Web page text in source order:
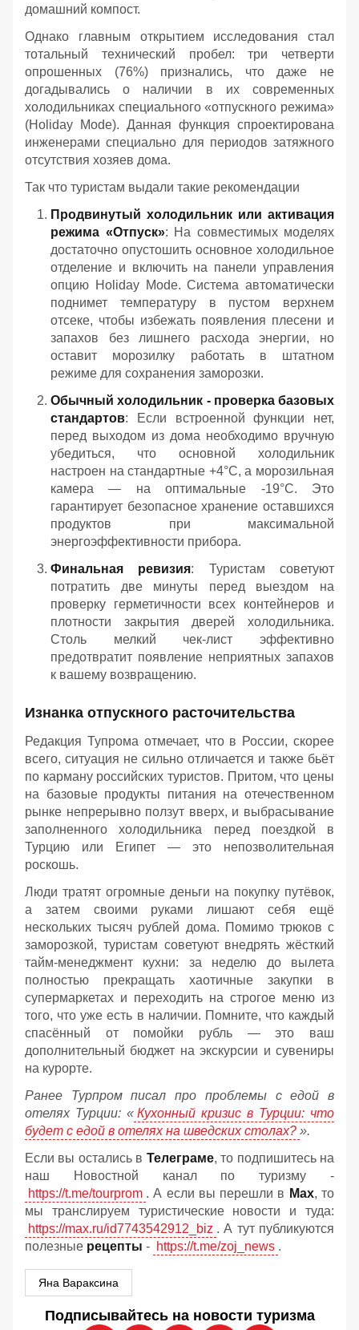
домашний компост.
Однако главным открытием исследования стал
тотальный технический пробел: три четверти
опрошенных (76%) признались, что даже не
догадывались о наличии в их современных
холодильниках специального «отпускного режима»
(Holiday Mode). Данная функция спроектирована
инженерами специально для периодов затяжного
отсутствия хозяев дома.
Так что туристам выдали такие рекомендации
Продвинутый холодильник или активация
режима «Отпуск»: На совместимых моделях
достаточно опустошить основное холодильное
отделение и включить на панели управления
опцию Holiday Mode. Система автоматически
поднимет температуру в пустом верхнем
отсеке, чтобы избежать появления плесени и
запахов без лишнего расхода энергии, но
оставит морозилку работать в штатном
режиме для сохранения заморозки.
Обычный холодильник - проверка базовых
стандартов: Если встроенной функции нет,
перед выходом из дома необходимо вручную
убедиться, что основной холодильник
настроен на стандартные +4°C, а морозильная
камера — на оптимальные -19°C. Это
гарантирует безопасное хранение оставшихся
продуктов при максимальной
энергоэффективности прибора.
Финальная ревизия: Туристам советуют
потратить две минуты перед выездом на
проверку герметичности всех контейнеров и
плотности закрытия дверей холодильника.
Столь мелкий чек-лист эффективно
предотвратит появление неприятных запахов
к вашему возвращению.
Изнанка отпускного расточительства
Редакция Тупрома отмечает, что в России, скорее
всего, ситуация не сильно отличается и также бьёт
по карману российских туристов. Притом, что цены
на базовые продукты питания на отечественном
рынке непрерывно ползут вверх, и выбрасывание
заполненного холодильника перед поездкой в
Турцию или Египет — это непозволительная
роскошь.
Люди тратят огромные деньги на покупку путёвок,
а затем своими руками лишают себя ещё
нескольких тысяч рублей дома. Помимо трюков с
заморозкой, туристам советуют внедрять жёсткий
тайм-менеджмент кухни: за неделю до вылета
полностью прекращать хаотичные закупки в
супермаркетах и переходить на строгое меню из
того, что уже есть в наличии. Помните, что каждый
спасённый от помойки рубль — это ваш
дополнительный бюджет на экскурсии и сувениры
на курорте.
Ранее Турпром писал про проблемы с едой в
отелях Турции: « Кухонный кризис в Турции: что
будет с едой в отелях на шведских столах? ».
Если вы остались в Телеграме, то подпишитесь на
наш Новостной канал по туризму -
https://t.me/tourprom . А если вы перешли в Мах, то
мы транслируем туристические новости и туда:
https://max.ru/id7743542912_biz . А тут публикуются
полезные рецепты - https://t.me/zoj_news .
Яна Вараксина
Подписывайтесь на новости туризма